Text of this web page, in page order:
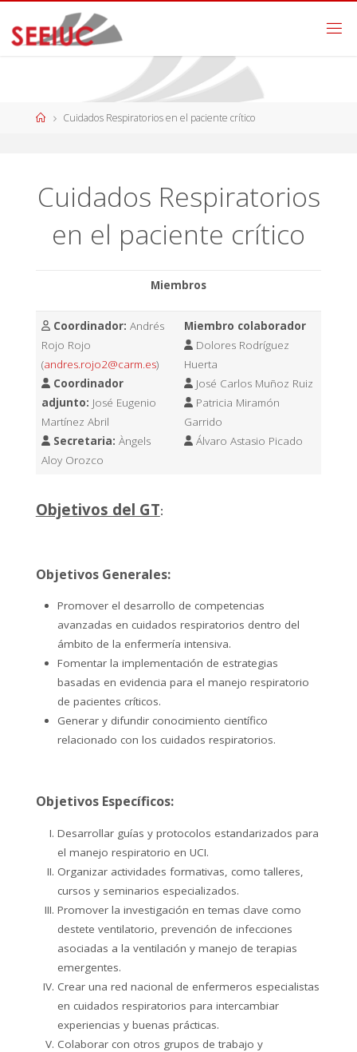
Cuidados Respiratorios en el paciente crítico
Cuidados Respiratorios
en el paciente crítico
Miembros
Coordinador:Andrés
Rojo Rojo
(andres.rojo2@carm.es)
Coordinador
adjunto: José Eugenio
Martínez Abril
Secretaria: Àngels
Aloy Orozco
Miembro colaborador
Dolores Rodríguez
Huerta
José Carlos Muñoz Ruiz
Patricia Miramón
Garrido
Álvaro Astasio Picado
Objetivos del GT:
Objetivos Generales:
Promover el desarrollo de competencias
avanzadas en cuidados respiratorios dentro del
ámbito de la enfermería intensiva.
Fomentar la implementación de estrategias
basadas en evidencia para el manejo respiratorio
de pacientes críticos.
Generar y difundir conocimiento científico
relacionado con los cuidados respiratorios.
Objetivos Específicos:
Desarrollar guías y protocolos estandarizados para
el manejo respiratorio en UCI.
Organizar actividades formativas, como talleres,
cursos y seminarios especializados.
Promover la investigación en temas clave como
destete ventilatorio, prevención de infecciones
asociadas a la ventilación y manejo de terapias
emergentes.
Crear una red nacional de enfermeros especialistas
en cuidados respiratorios para intercambiar
experiencias y buenas prácticas.
Colaborar con otros grupos de trabajo y